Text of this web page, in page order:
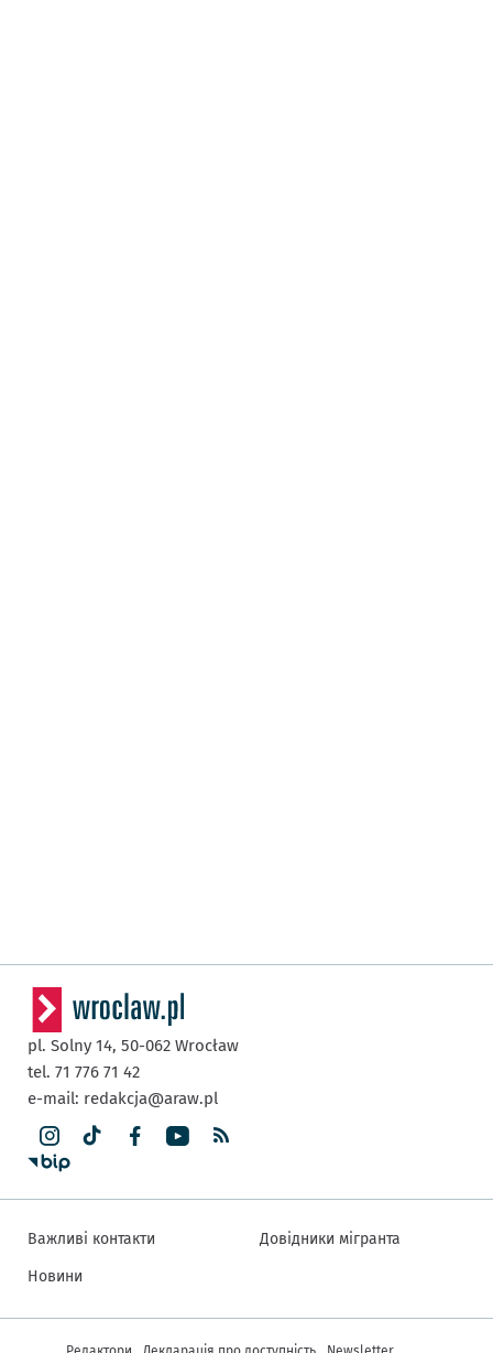
pl. Solny 14, 50-062 Wrocław
tel. 71 776 71 42
e-mail: redakcja@araw.pl
Важливі контакти
Новини
Довідники мігранта
Інша інформація